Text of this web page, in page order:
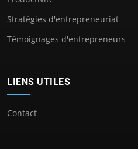
Stratégies d'entrepreneuriat
Témoignages d'entrepreneurs
LIENS UTILES
Contact